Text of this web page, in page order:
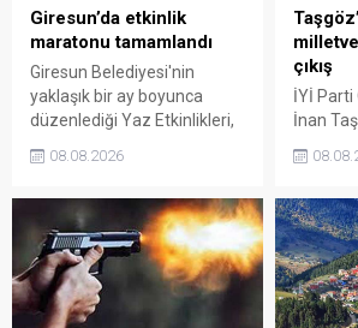
Giresun’da etkinlik
maratonu tamamlandı
Giresun Belediyesi'nin
yaklaşık bir ay boyunca
düzenlediği Yaz Etkinlikleri,
sanat ve eğlenceyle
organizasyonun ardından
Kadın El Emeği Pazarı'nın
süresi de 16 Ağustos'a
kadar uzatıldı.
08.08.2026
çıkış
İYİ Parti
İnan
emeğinin
Giresun
sessiz